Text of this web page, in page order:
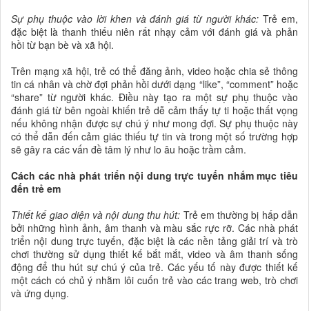
Sự phụ thuộc vào lời khen và đánh giá từ người khác:Trẻ em,
đặc biệt là thanh thiếu niên rất nhạy cảm với đánh giá và phản
hồi từ bạn bè và xã hội.
Trên mạng xã hội, trẻ có thể đăng ảnh, video hoặc chia sẻ thông
tin cá nhân và chờ đợi phản hồi dưới dạng “like”, “comment” hoặc
“share” từ người khác. Điều này tạo ra một sự phụ thuộc vào
đánh giá từ bên ngoài khiến trẻ dễ cảm thấy tự ti hoặc thất vọng
nếu không nhận được sự chú ý như mong đợi. Sự phụ thuộc này
có thể dẫn đến cảm giác thiếu tự tin và trong một số trường hợp
sẽ gây ra các vấn đề tâm lý như lo âu hoặc trầm cảm.
Cách các nhà phát triển nội dung trực tuyến nhắm mục tiêu
đến trẻ em
Thiết kế giao diện và nội dung thu hút: Trẻ em thường bị hấp dẫn
bởi những hình ảnh, âm thanh và màu sắc rực rỡ. Các nhà phát
triển nội dung trực tuyến, đặc biệt là các nền tảng giải trí và trò
chơi thường sử dụng thiết kế bắt mắt, video và âm thanh sống
động để thu hút sự chú ý của trẻ. Các yếu tố này được thiết kế
một cách có chủ ý nhằm lôi cuốn trẻ vào các trang web, trò chơi
và ứng dụng.